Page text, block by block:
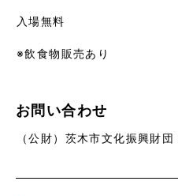
入場無料
※飲食物販売あり
お問い合わせ
（公財）茨木市文化振興